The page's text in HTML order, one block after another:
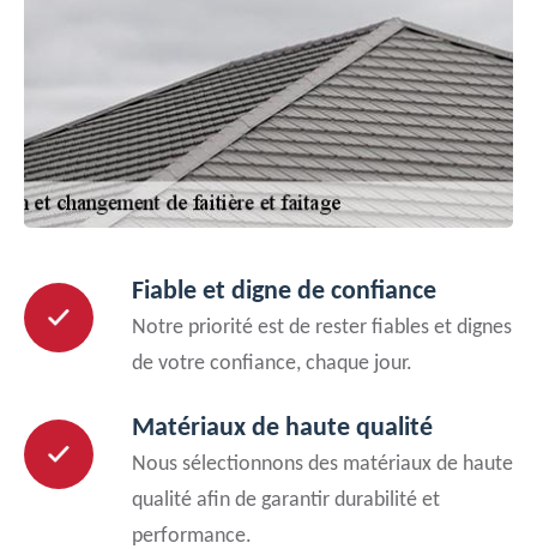
Fiable et digne de confiance
Notre priorité est de rester fiables et dignes
de votre confiance, chaque jour.
Matériaux de haute qualité
Nous sélectionnons des matériaux de haute
qualité afin de garantir durabilité et
performance.